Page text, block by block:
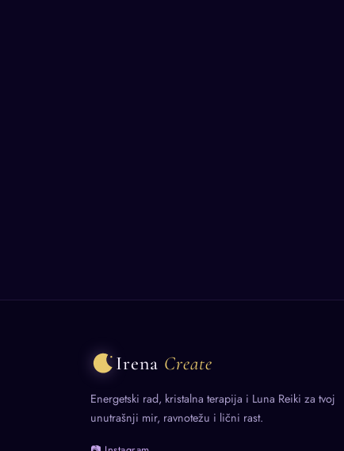
Irena Create
Energetski rad, kristalna terapija i Luna Reiki za tvoj
unutrašnji mir, ravnotežu i lični rast.